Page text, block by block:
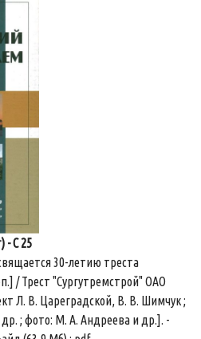
- С 25
30-летию треста
/ Трест "Сургутремстрой" ОАО
Л. В. Цареградской, В. В. Шимчук ;
др. ; фото: М. А. Андреева и др.]. -